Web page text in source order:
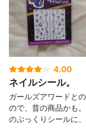
4.00
ネイルシール。
ガールズアワードと
ので、昔の商品かも
のぷっくりシールに